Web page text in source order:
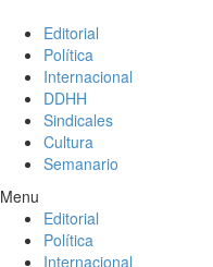
Editorial
Política
Internacional
DDHH
Sindicales
Cultura
Semanario
Menu
Editorial
Política
Internacional